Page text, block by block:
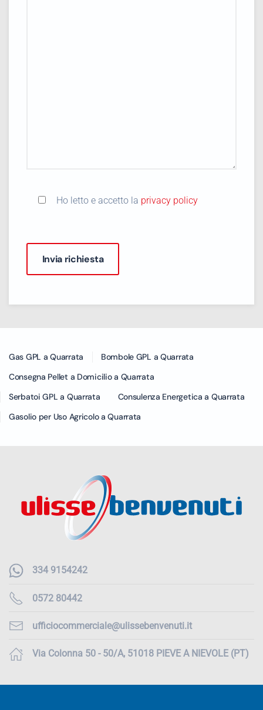
Ho letto e accetto la privacy policy
Gas GPL a Quarrata
Bombole GPL a Quarrata
Consegna Pellet a Domicilio a Quarrata
Serbatoi GPL a Quarrata
Consulenza Energetica a Quarrata
Gasolio per Uso Agricolo a Quarrata
334 9154242
0572 80442
ufficiocommerciale@ulissebenvenuti.it
Via Colonna 50 - 50/A, 51018 PIEVE A NIEVOLE (PT)